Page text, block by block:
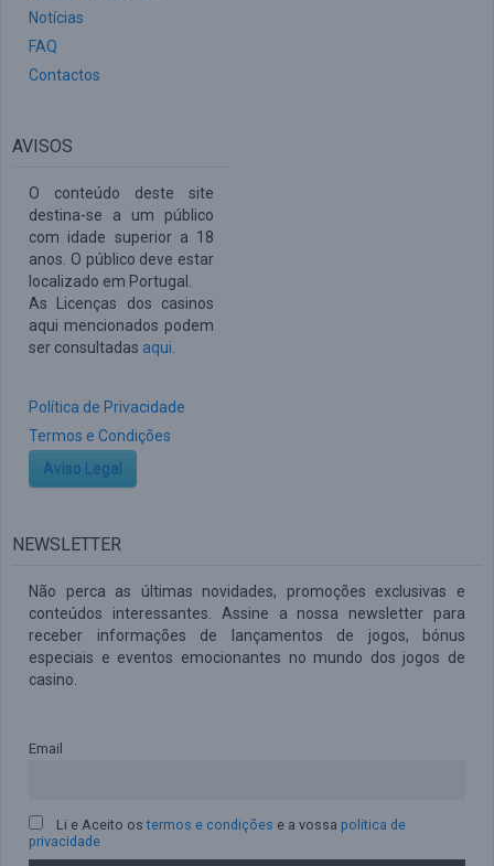
Notícias
FAQ
Contactos
AVISOS
O conteúdo deste site
destina-se a um público
com idade superior a 18
anos. O público deve estar
localizado em Portugal.
As Licenças dos casinos
aqui mencionados podem
ser consultadas aqui
Política de Privacidade
Termos e Condições
Aviso Legal
NEWSLETTER
Não perca as últimas novidades, promoções exclusivas e
conteúdos interessantes. Assine a nossa newsletter para
receber informações de lançamentos de jogos, bónus
especiais e eventos emocionantes no mundo dos jogos de
casino.
Email
Li e Aceito ostermos e condições e a vossa politica de
privacidade